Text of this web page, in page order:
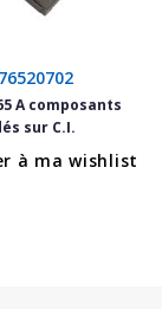
A composants
sur C.I.
à ma wishlist